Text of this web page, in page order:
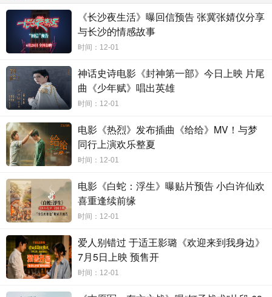
越烧越旺，眼神也逐渐变得
威间的矛盾彻底点燃。被逼到绝境的文娜会如何在博弈中增加胜算，
让自己摆脱困境？陷入这场漩涡“上位者”便失去优先权，郑威是否还
能如愿达成目的？又或是沦为下一个“被猎杀者”？
《长沙夜生活》曝回信预告 张冀张婧仪分享
与长沙的情感故事
时间：12-01
神话史诗电影《封神第一部》今日上映 片尾
曲《少年赋》唱出英雄
时间：12-01
电影《热烈》发布插曲《给给》MV！与梦
同行上演欢乐整夏
时间：12-01
电影《白蛇：浮生》曝贴片预告 小白许仙欢
喜重逢续前缘
时间：12-01
爱人别错过 于适王影璐《欢迎来到我身边》
7月5日上映 预售开
时间：12-01